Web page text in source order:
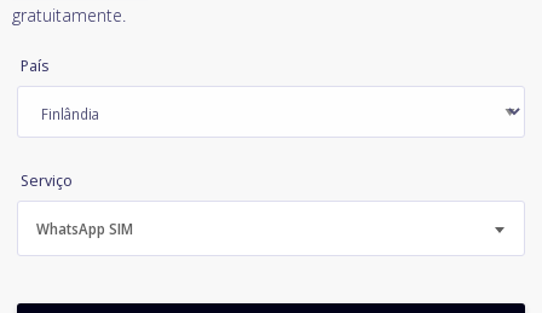
gratuitamente.
País
Serviço
WhatsApp SIM